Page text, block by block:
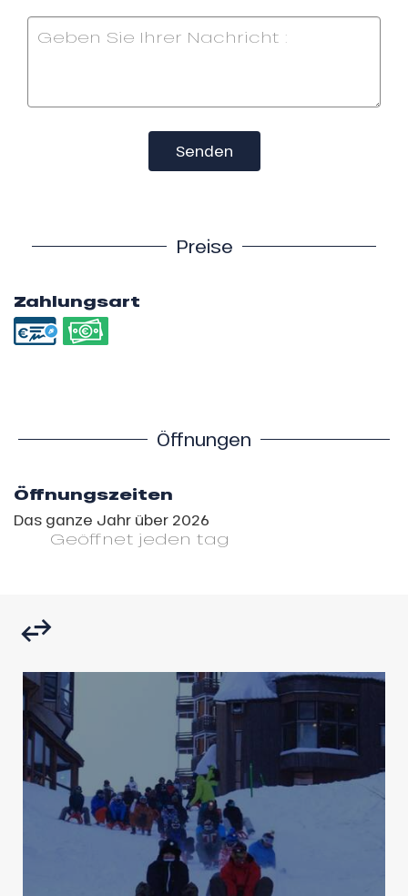
Senden
Preise
Zahlungsart
Öffnungen
Öffnungszeiten
Das ganze Jahr über 2026
Geöffnet jeden tag